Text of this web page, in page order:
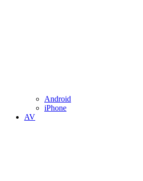
Android
iPhone
AV